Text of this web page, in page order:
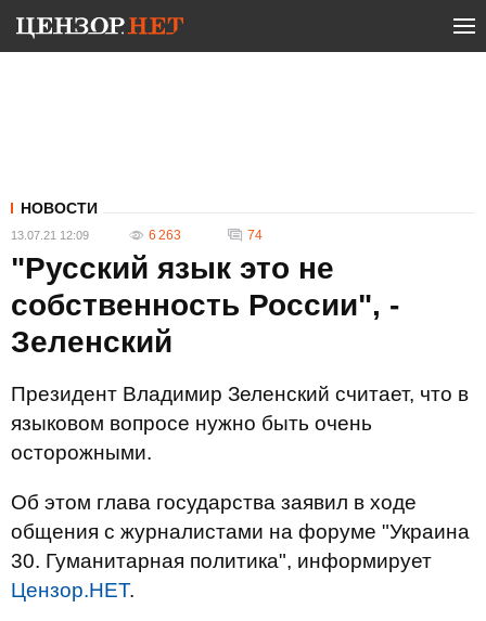
НОВОСТИ
13.07.21 12:09 6 263 74
"Русский язык это не
собственность России", -
Зеленский
Президент Владимир Зеленский считает, что в
языковом вопросе нужно быть очень
осторожными.
Об этом глава государства заявил в ходе
общения с журналистами на форуме "Украина
30. Гуманитарная политика", информирует
Цензор.НЕТ.